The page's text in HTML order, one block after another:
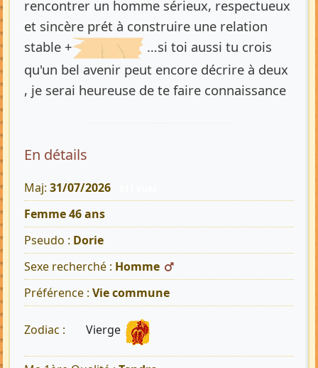
rencontrer un homme sérieux, respectueux
et sincère prét à construire une relation
stable +
…si toi aussi tu crois
qu'un bel avenir peut encore décrire à deux
, je serai heureuse de te faire connaissance
En détails
Maj: 31/07/2026
Femme 46 ans
Pseudo : Dorie
Sexe recherché : Homme
Préférence : Vie commune
Zodiac : Vierge